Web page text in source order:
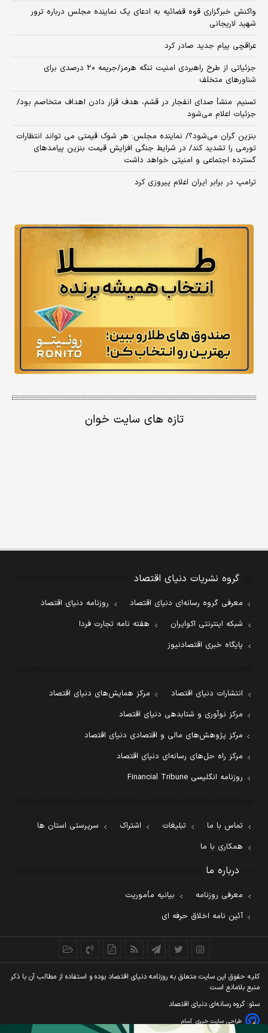
واکنش خبرگزاری قوه قضائیه به ادعای یک نماینده مجلس درباره ترور
شهید لاریجانی
عراقچی پیام جدید صادر کرد
جزئیاتی از طرح راهبردی امنیت تنگه هرمز/جریمه ۲۰ درصدی برای
شناورهای متخلف
تسنیم: منشأ صدای انفجار در قشم، هدف قرار دادن اهداف متخاصم بود/
جزئیات اعلام می‌شود
بنزین گران می‌شود؟/ نماینده مجلس: هر شوک قیمتی می تواند انتظارات
تورمی را تشدید کند/ در شرایط جنگی افزایش قیمت بنزین پیامدهای
گسترده اجتماعی و امنیتی خواهد داشت
ترامپ در برابر ایران اعلام پیروزی کرد
تازه های سایت خوان
گروه نشریات دنیای اقتصاد
معرفی گروه رسانه‌ای دنیای اقتصاد
روزنامه دنیای اقتصاد
شبکه اینترنتی اکوایران
هفته نامه تجارت فردا
پایگاه خبری اقتصادنیوز
انتشارات دنیای اقتصاد
مرکز همایش‌های دنیای اقتصاد
مرکز نوآوری و شتابدهی دنیای اقتصاد
مرکز پژوهش‌های مالی و اقتصادی دنیای اقتصاد
مرکز راه حل‌های رسانه‌ای دنیای اقتصاد
روزنامه انگلیسی Financial Tribune
تماس با ما تبلیغات اشتراک
سرپرستی استان ها
همکاری با ما
درباره ما
معرفی روزنامه
بیانیه مأموریت
آئین نامه اخلاق حرفه ای
کليه حقوق اين سايت متعلق به روزنامه دنيای اقتصاد بوده و استفاده از مطالب آن با ذکر
منبع بلامانع است
سئو: گروه رسانه‌ای دنیای اقتصاد
طراحی سایت خبری آسام